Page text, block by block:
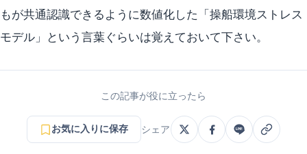
もが共通認識できるように数値化した「操船環境ストレス
モデル」という言葉ぐらいは覚えておいて下さい。
この記事が役に立ったら
お気に入りに保存 シェア